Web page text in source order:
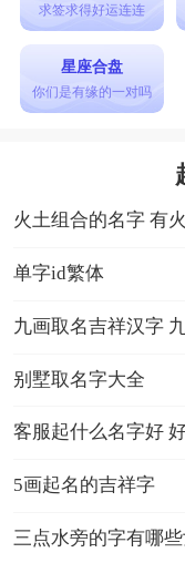
求签求得好运连连
星座合盘
你们是有缘的一对吗
火土组合的名字 有
单字id繁体
九画取名吉祥汉字
别墅取名字大全
客服起什么名字好
5画起名的吉祥字
三点水旁的字有哪